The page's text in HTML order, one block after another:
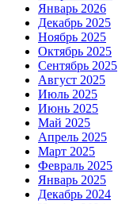
Январь 2026
Декабрь 2025
Ноябрь 2025
Октябрь 2025
Сентябрь 2025
Август 2025
Июль 2025
Июнь 2025
Май 2025
Апрель 2025
Март 2025
Февраль 2025
Январь 2025
Декабрь 2024